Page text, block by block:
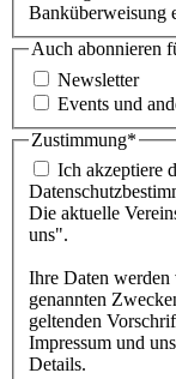
Banküberweisung
Auch abonnieren
Newsletter
Events und
Zustimmung*
Ich akzeptiere
Die aktuelle
uns".
Ihre Daten werden
genannten
geltenden
Impressum und
Details.